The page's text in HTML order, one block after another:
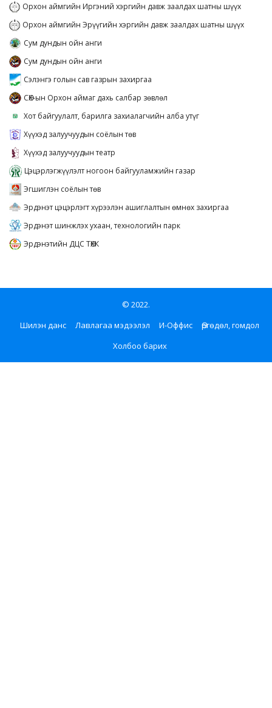
Орхон аймгийн Иргэний хэргийн давж заалдах шатны шүүх
Орхон аймгийн Эрүүгийн хэргийн давж заалдах шатны шүүх
Сум дундын ойн анги
Сум дундын ойн анги
Сэлэнгэ голын сав газрын захиргаа
СӨХ-ын Орхон аймаг дахь салбар зөвлөл
Хот байгуулалт, барилга захиалагчийн алба утүг
Хүүхэд залуучуудын соёлын төв
Хүүхэд залуучуудын театр
Цэцэрлэгжүүлэлт ногоон байгууламжийн газар
Эгшиглэн соёлын төв
Эрдэнэт цэцэрлэгт хүрээлэн ашиглалтын өмнөх захиргаа
Эрдэнэт шинжлэх ухаан, технологийн парк
Эрдэнэтийн ДЦС ТӨХК
© 2022.
Шилэн данс
Лавлагаа мэдээлэл И-Оффис
Өргөдөл, гомдол
Холбоо барих